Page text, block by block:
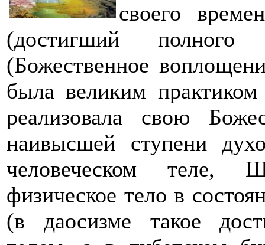
своего
(достигший полного
(Божественное
была великим
реализовала свою
наивысшей ступени
человеческом теле,
физическое тело в
(в даосизме такое